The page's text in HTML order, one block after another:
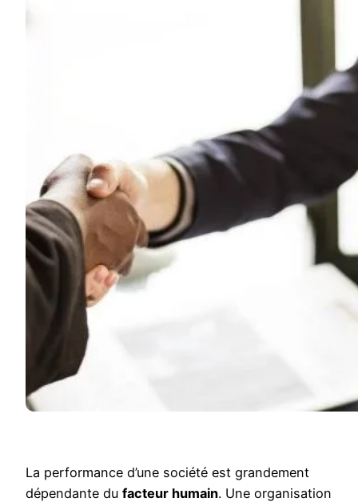
La performance d’une société est grandement
dépendante du facteur humain. Une organisation